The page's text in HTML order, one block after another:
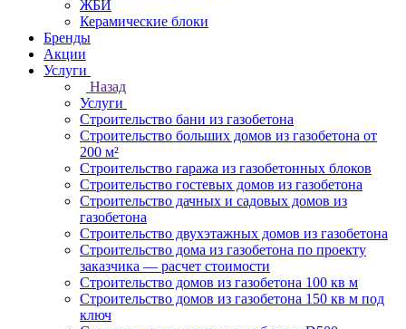
ЖБИ
Керамические блоки
Бренды
Акции
Услуги
Назад
Услуги
Строительство бани из газобетона
Строительство больших домов из газобетона от
200 м²
Строительство гаража из газобетонных блоков
Строительство гостевых домов из газобетона
Строительство дачных и садовых домов из
газобетона
Строительство двухэтажных домов из газобетона
Строительство дома из газобетона по проекту
заказчика — расчет стоимости
Строительство домов из газобетона 100 кв м
Строительство домов из газобетона 150 кв м под
ключ